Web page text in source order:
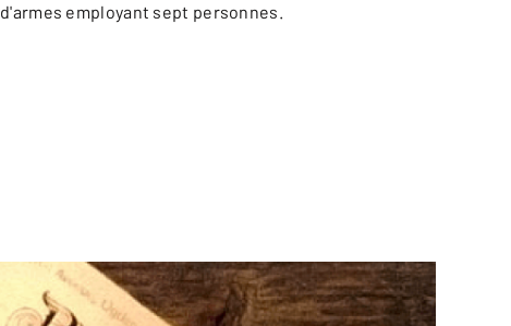
d'armes employant sept personnes.